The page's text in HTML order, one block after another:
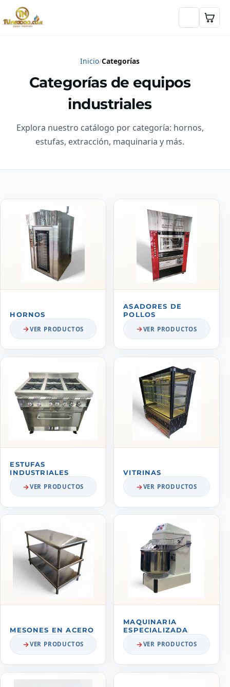
Inicio Categorías
Categorías de equipos
industriales
Explora nuestro catálogo por categoría: hornos,
estufas, extracción, maquinaria y más.
HORNOS
VER PRODUCTOS
ASADORES DE
POLLOS
VER PRODUCTOS
ESTUFAS
INDUSTRIALES
VER PRODUCTOS
VITRINAS
VER PRODUCTOS
MESONES EN ACERO
VER PRODUCTOS
MAQUINARIA
ESPECIALIZADA
VER PRODUCTOS